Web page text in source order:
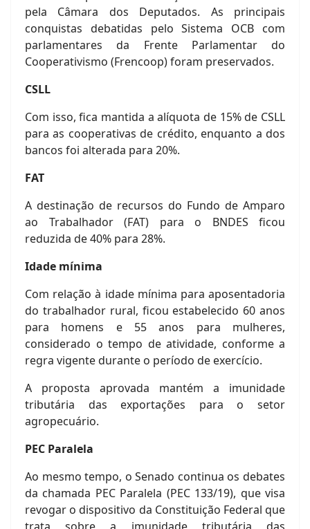
pela Câmara dos Deputados. As principais
conquistas debatidas pelo Sistema OCB com
parlamentares da Frente Parlamentar do
Cooperativismo (Frencoop) foram preservados.
CSLL
Com isso, fica mantida a alíquota de 15% de CSLL
para as cooperativas de crédito, enquanto a dos
bancos foi alterada para 20%.
FAT
A destinação de recursos do Fundo de Amparo
ao Trabalhador (FAT) para o BNDES ficou
reduzida de 40% para 28%.
Idade mínima
Com relação à idade mínima para aposentadoria
do trabalhador rural, ficou estabelecido 60 anos
para homens e 55 anos para mulheres,
considerado o tempo de atividade, conforme a
regra vigente durante o período de exercício.
A proposta aprovada mantém a imunidade
tributária das exportações para o setor
agropecuário.
PEC Paralela
Ao mesmo tempo, o Senado continua os debates
da chamada PEC Paralela (PEC 133/19), que visa
revogar o dispositivo da Constituição Federal que